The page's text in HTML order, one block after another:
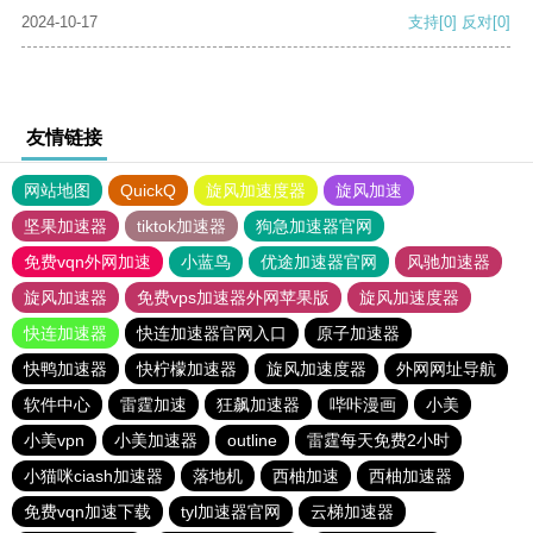
2024-10-17
支持[0] 反对[0]
友情链接
网站地图 QuickQ 旋风加速度器
旋风加速
坚果加速器
tiktok加速器
狗急加速器官网
免费vqn外网加速
小蓝鸟 优途加速器官网
风驰加速器
旋风加速器
免费vps加速器外网苹果版
旋风加速度器
快连加速器
快连加速器官网入口
原子加速器
快鸭加速器
快柠檬加速器 旋风加速度器
外网网址导航
软件中心
雷霆加速 狂飙加速器 哔咔漫画
小美
小美vpn
小美加速器 outline
雷霆每天免费2小时
小猫咪ciash加速器
落地机 西柚加速
西柚加速器
免费vqn加速下载
tyl加速器官网 云梯加速器